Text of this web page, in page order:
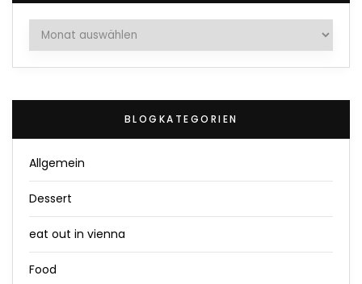
Archiv
BLOGKATEGORIEN
Allgemein
Dessert
eat out in vienna
Food